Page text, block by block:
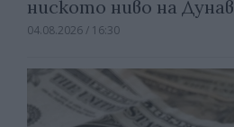
ниското ниво на Дунав
04.08.2026 / 16:30